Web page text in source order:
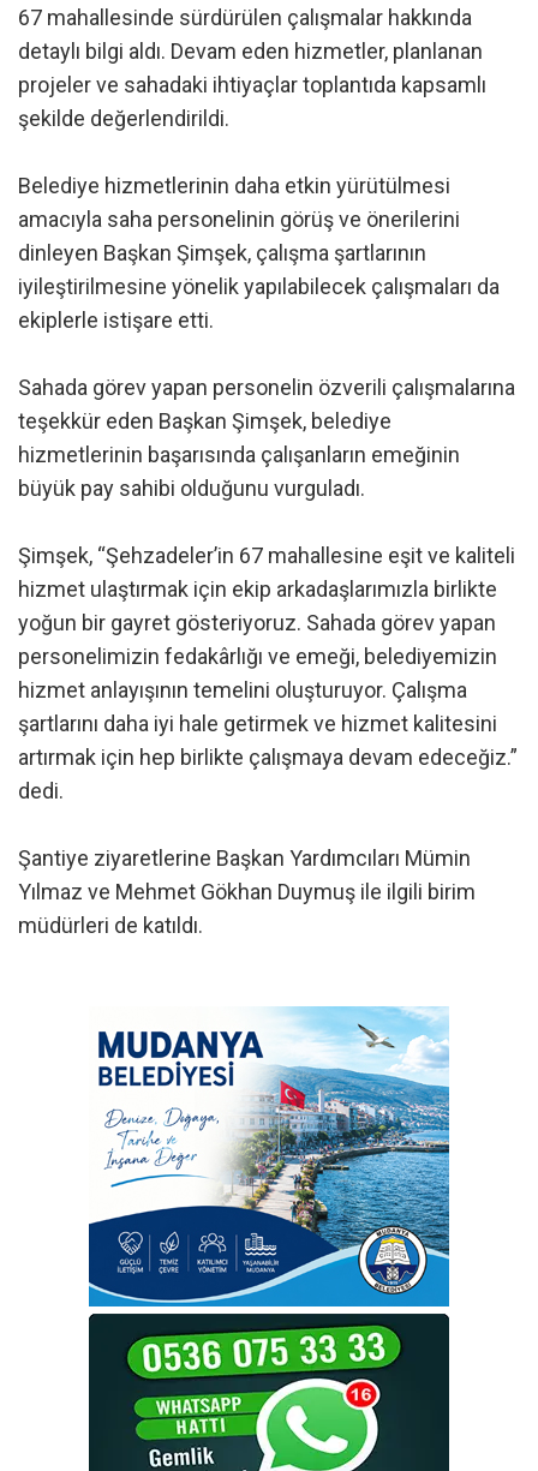
67 mahallesinde sürdürülen çalışmalar hakkında
detaylı bilgi aldı. Devam eden hizmetler, planlanan
projeler ve sahadaki ihtiyaçlar toplantıda kapsamlı
şekilde değerlendirildi.
Belediye hizmetlerinin daha etkin yürütülmesi
amacıyla saha personelinin görüş ve önerilerini
dinleyen Başkan Şimşek, çalışma şartlarının
iyileştirilmesine yönelik yapılabilecek çalışmaları da
ekiplerle istişare etti.
Sahada görev yapan personelin özverili çalışmalarına
teşekkür eden Başkan Şimşek, belediye
hizmetlerinin başarısında çalışanların emeğinin
büyük pay sahibi olduğunu vurguladı.
Şimşek, “Şehzadeler’in 67 mahallesine eşit ve kaliteli
hizmet ulaştırmak için ekip arkadaşlarımızla birlikte
yoğun bir gayret gösteriyoruz. Sahada görev yapan
personelimizin fedakârlığı ve emeği, belediyemizin
hizmet anlayışının temelini oluşturuyor. Çalışma
şartlarını daha iyi hale getirmek ve hizmet kalitesini
artırmak için hep birlikte çalışmaya devam edeceğiz.”
dedi.
Şantiye ziyaretlerine Başkan Yardımcıları Mümin
Yılmaz ve Mehmet Gökhan Duymuş ile ilgili birim
müdürleri de katıldı.